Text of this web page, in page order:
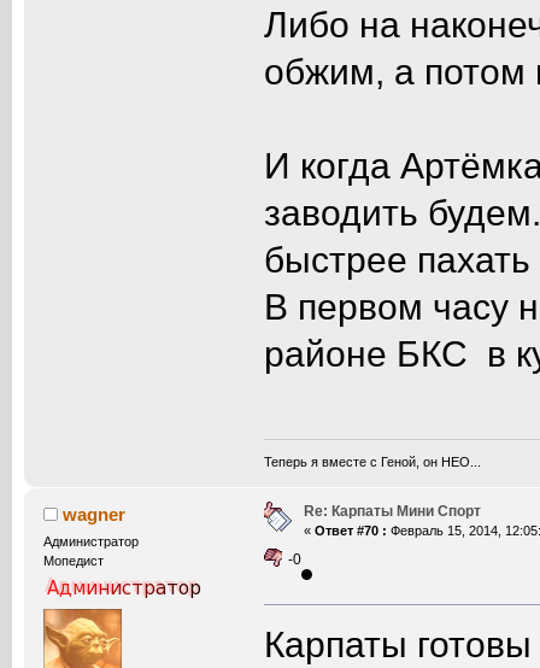
Либо на
обжим, а потом
И когда
заводить
быстрее
В первом часу
районе БКС в
Теперь я вместе с Геной, он НЕО...
wagner
Администратор
Мопедист
Re: Карпаты Мини Спорт
« Ответ #70 : Февраль 15, 2014,
-0
Карпаты